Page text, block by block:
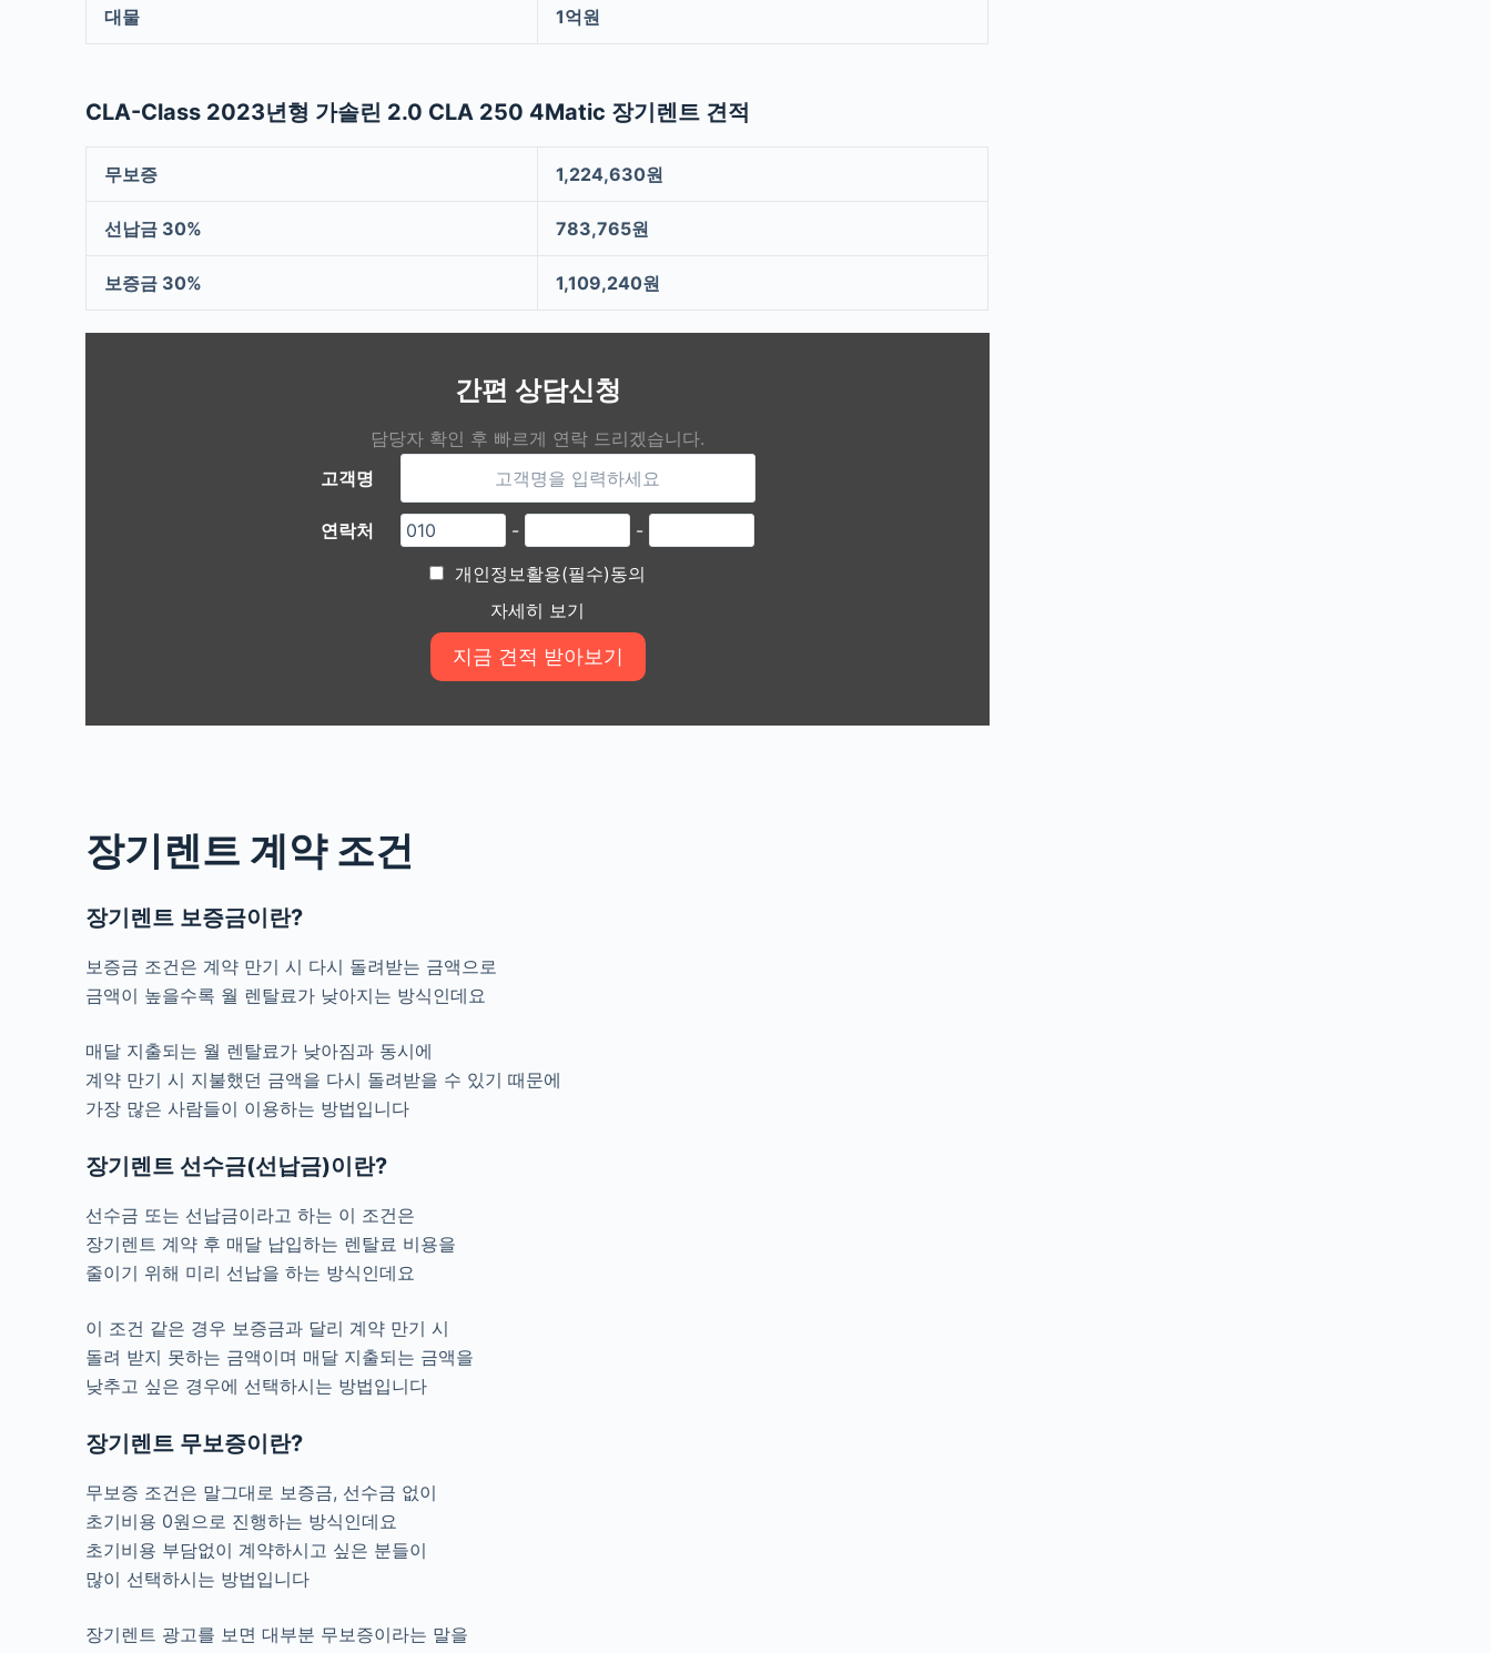
대물 1억원
CLA-Class 2023년형 가솔린 2.0 CLA 250 4Matic 장기렌트 견적
무보증 1,224,630원
선납금 30% 783,765원
보증금 30% 1,109,240원
간편 상담신청
담당자 확인 후 빠르게 연락 드리겠습니다.
고객명
연락처 -
-
개인정보활용(필수)동의
자세히 보기
장기렌트 계약 조건
장기렌트 보증금이란?
보증금 조건은 계약 만기 시 다시 돌려받는 금액으로
금액이 높을수록 월 렌탈료가 낮아지는 방식인데요
매달 지출되는 월 렌탈료가 낮아짐과 동시에
계약 만기 시 지불했던 금액을 다시 돌려받을 수 있기 때문에
가장 많은 사람들이 이용하는 방법입니다
장기렌트 선수금(선납금)이란?
선수금 또는 선납금이라고 하는 이 조건은
장기렌트 계약 후 매달 납입하는 렌탈료 비용을
줄이기 위해 미리 선납을 하는 방식인데요
이 조건 같은 경우 보증금과 달리 계약 만기 시
돌려 받지 못하는 금액이며 매달 지출되는 금액을
낮추고 싶은 경우에 선택하시는 방법입니다
장기렌트 무보증이란?
무보증 조건은 말그대로 보증금, 선수금 없이
초기비용 0원으로 진행하는 방식인데요
초기비용 부담없이 계약하시고 싶은 분들이
많이 선택하시는 방법입니다
장기렌트 광고를 보면 대부분 무보증이라는 말을